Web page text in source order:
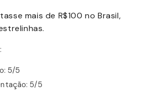
mais de R$100 no Brasil,
5/5
5/5